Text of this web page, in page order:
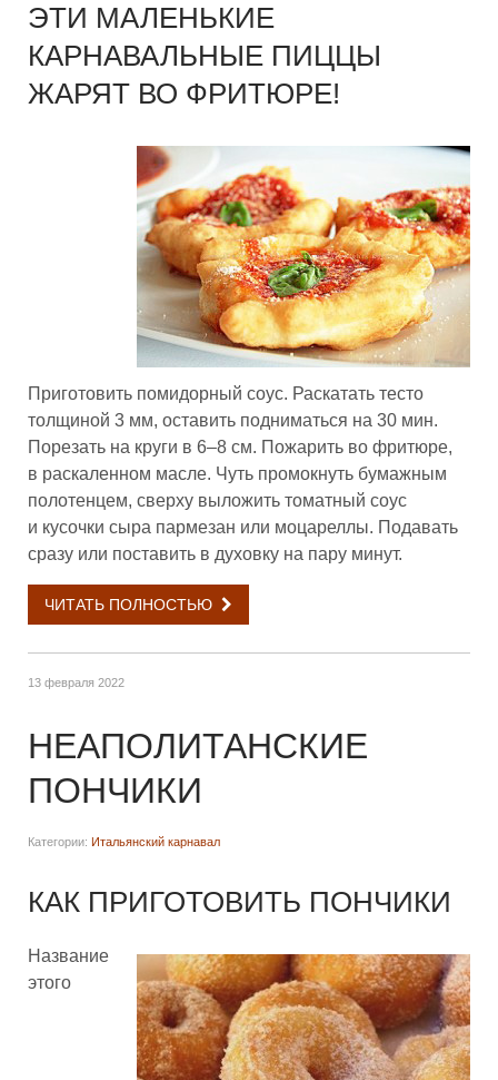
ЭТИ МАЛЕНЬКИЕ
КАРНАВАЛЬНЫЕ ПИЦЦЫ
ЖАРЯТ ВО ФРИТЮРЕ!
Приготовить помидорный соус. Раскатать тесто
толщиной 3 мм, оставить подниматься на 30 мин.
Порезать на круги в 6–8 см. Пожарить во фритюре,
в раскаленном масле. Чуть промокнуть бумажным
полотенцем, сверху выложить томатный соус
и кусочки сыра пармезан или моцареллы. Подавать
сразу или поставить в духовку на пару минут.
ЧИТАТЬ ПОЛНОСТЬЮ
13 февраля 2022
НЕАПОЛИТАНСКИЕ
ПОНЧИКИ
Категории: Итальянский карнавал
КАК ПРИГОТОВИТЬ ПОНЧИКИ
Название
этого